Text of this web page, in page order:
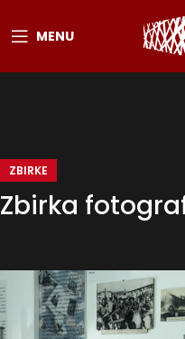
MENU
ZBIRKE
Zbirka